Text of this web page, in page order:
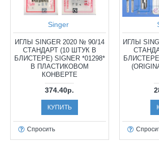
Singer
ИГЛЫ SINGER 2020 № 90/14
СТАНДАРТ (10 ШТУК В
БЛИСТЕРЕ) SIGNER *01298*
В ПЛАСТИКОВОМ
КОНВЕРТЕ
374.40р.
КУПИТЬ
Спросить
ИГЛЫ